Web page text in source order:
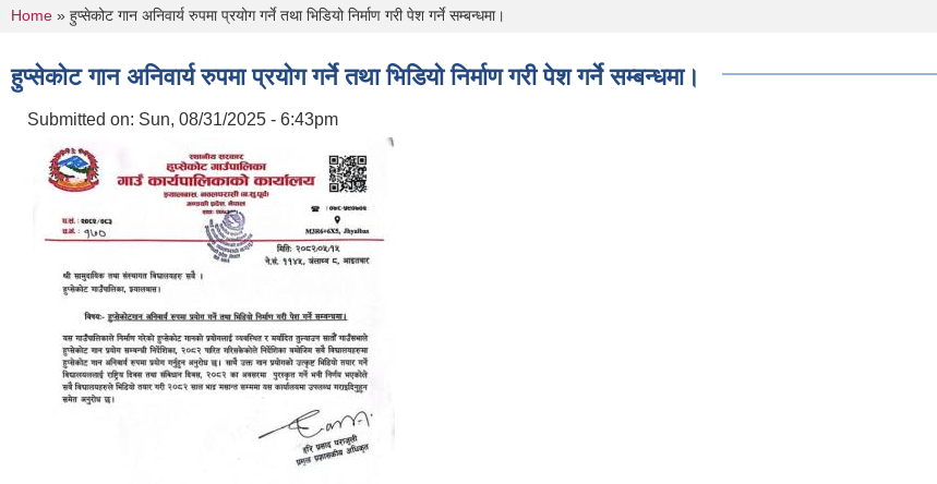
You are here
Home » हुप्सेकोट गान अनिवार्य रुपमा प्रयोग गर्ने तथा भिडियो निर्माण गरी पेश गर्ने सम्बन्धमा।
हुप्सेकोट गान अनिवार्य रुपमा प्रयोग गर्ने तथा भिडियो निर्माण गरी पेश गर्ने सम्बन्धमा।
Submitted on: Sun, 08/31/2025 - 6:43pm